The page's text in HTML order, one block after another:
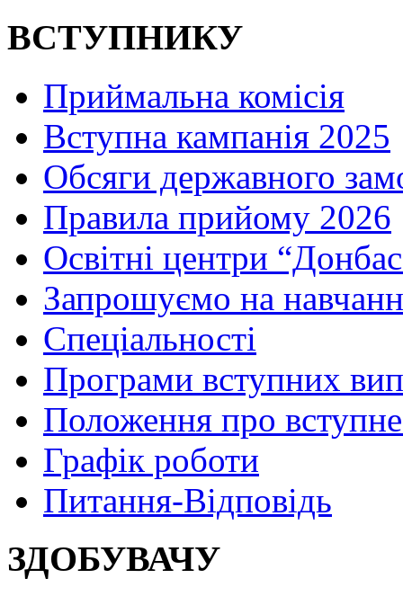
ВСТУПНИКУ
Приймальна комісія
Вступна кампанія 2025
Обсяги державного
Правила прийому 2026
Освітні центри
Запрошуємо на
Спеціальності
Програми вступних
Положення про
Графік роботи
Питання-Відповідь
ЗДОБУВАЧУ